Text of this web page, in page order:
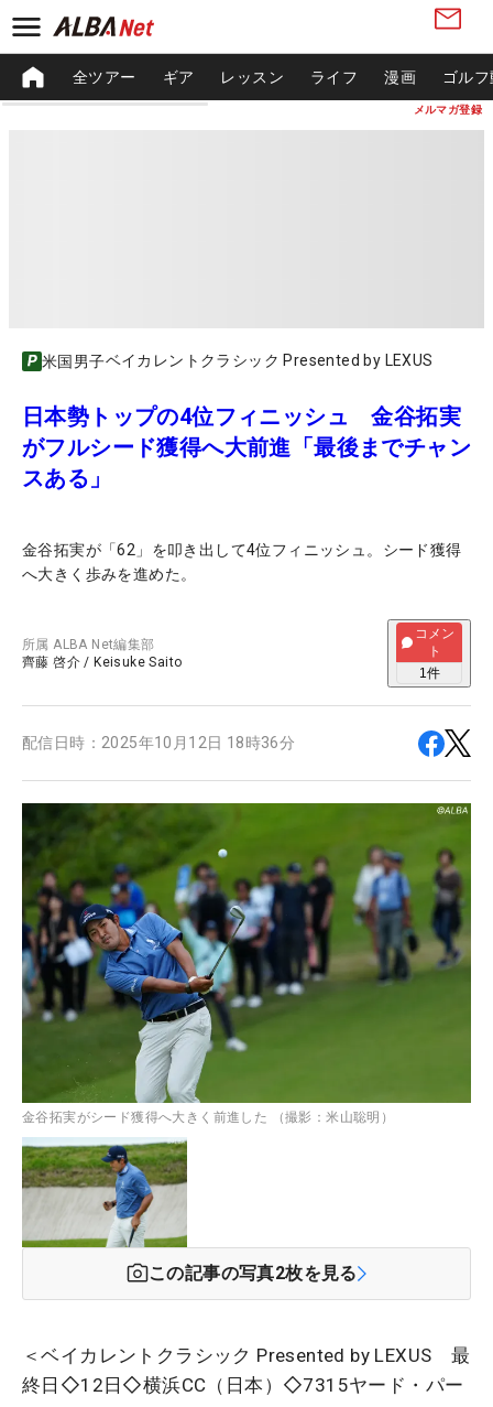
メルマガ登録
全ツアー ギア レッスン ライフ 漫画 ゴル
米国男子ベイカレントクラシック Presented by LEXUS
日本勢トップの4位フィニッシュ 金谷拓実
がフルシード獲得へ大前進「最後までチャン
スある」
金谷拓実が「62」を叩き出して4位フィニッシュ。シード獲得
へ大きく歩みを進めた。
所属ALBA Net編集部
齊藤 啓介 / Keisuke Saito
コメン
ト
1件
配信日時： 2025年10月12日 18時36分
金谷拓実がシード獲得へ大きく前進した （撮影：米山聡明）
この記事の写真2枚を見る
＜ベイカレントクラシック Presented by LEXUS 最
終日◇12日◇横浜CC（日本）◇7315ヤード・パー